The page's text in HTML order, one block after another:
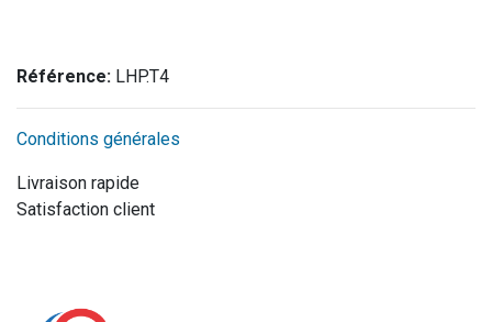
Référence: LHP.T4
Conditions générales
Livraison rapide
Satisfaction client